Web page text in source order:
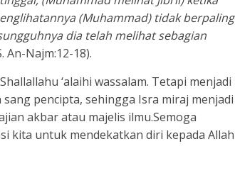
(Muhammad) tidak berpaling
dia telah melihat sebagian
An-Najm:12-18).
‘alaihi wassalam. Tetapi menjadi
pencipta, sehingga Isra miraj menjadi
akbar atau majelis ilmu.Semoga
kita untuk mendekatkan diri kepada Allah